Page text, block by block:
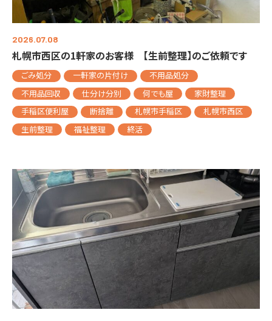
2026.07.08
札幌市西区の1軒家のお客様 【生前整理】のご依頼です
ごみ処分 一軒家の片付け
不用品処分
不用品回収
仕分け分別 何でも屋
家財整理
手稲区便利屋
断捨離 札幌市手稲区
札幌市西区
生前整理
福祉整理 終活